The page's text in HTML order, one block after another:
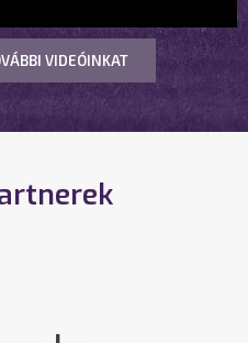
VIDEÓINKAT